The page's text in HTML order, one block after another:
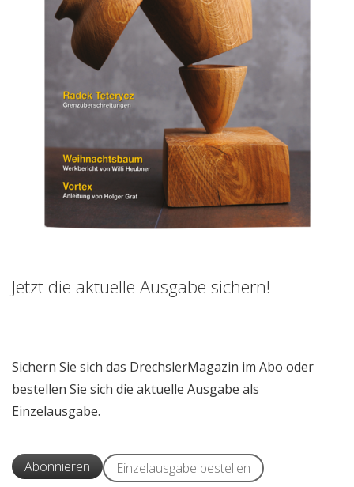
Jetzt die aktuelle Ausgabe sichern!
Sichern Sie sich das DrechslerMagazin im Abo oder
bestellen Sie sich die aktuelle Ausgabe als
Einzelausgabe.
Abonnieren Einzelausgabe bestellen